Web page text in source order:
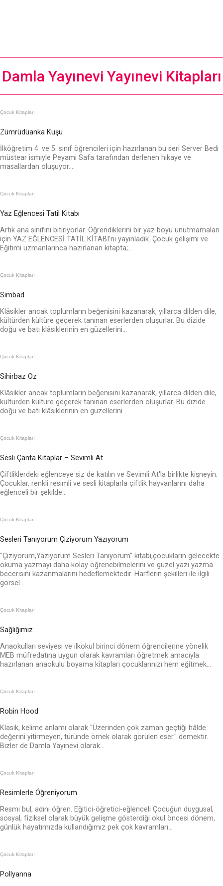
Damla Yayınevi Yayınevi Kitapları
Çocuk Kitapları
Zümrüdüanka Kuşu
İlköğretim 4. ve 5. sınıf öğrencileri için hazırlanan bu seri Server Bedi
müstear ismiyle Peyami Safa tarafından derlenen hikaye ve
masallardan oluşuyor....
Çocuk Kitapları
Yaz Eğlencesi Tatil Kitabı
Artık ana sınıfını bitiriyorlar. Öğrendiklerini bir yaz boyu unutmamaları
için YAZ EĞLENCESİ TATİL KİTABI’nı yayınladık. Çocuk gelişimi ve
Eğitimi uzmanlarınca hazırlanan kitapta;...
Çocuk Kitapları
Simbad
Klâsikler ancak toplumların beğenisini kazanarak, yıllarca dilden dile,
kültürden kültüre geçerek tanınan eserlerden oluşurlar. Bu dizide
doğu ve batı klâsiklerinin en güzellerini...
Çocuk Kitapları
Sihirbaz Oz
Klâsikler ancak toplumların beğenisini kazanarak, yıllarca dilden dile,
kültürden kültüre geçerek tanınan eserlerden oluşurlar. Bu dizide
doğu ve batı klâsiklerinin en güzellerini...
Çocuk Kitapları
Sesli Çanta Kitaplar – Sevimli At
Çiftliklerdeki eğlenceye siz de katılın ve Sevimli At'la birlikte kişneyin.
Çocuklar, renkli resimli ve sesli kitaplarla çiftlik hayvanlarını daha
eğlenceli bir şekilde...
Çocuk Kitapları
Sesleri Tanıyorum Çiziyorum Yazıyorum
"Çiziyorum,Yazıyorum Sesleri Tanıyorum" kitabı,çocukların gelecekte
okuma yazmayı daha kolay öğrenebilmelerini ve güzel yazı yazma
becerisini kazanmalarını hedeflemektedir. Harflerin şekilleri ile ilgili
görsel...
Çocuk Kitapları
Sağlığımız
Anaokulları seviyesi ve ilkokul birinci dönem öğrencilerine yönelik
MEB müfredatına uygun olarak kavramları öğretmek amacıyla
hazırlanan anaokulu boyama kitapları çocuklarınızı hem eğitmek...
Çocuk Kitapları
Robin Hood
Klasik, kelime anlamı olarak "Üzerinden çok zaman geçtiği hâlde
değerini yitirmeyen, türünde örnek olarak görülen eser." demektir.
Bizler de Damla Yayınevi olarak...
Çocuk Kitapları
Resimlerle Öğreniyorum
Resmi bul, adını öğren. Eğitici-öğretici-eğlenceli Çocuğun duygusal,
sosyal, fiziksel olarak büyük gelişme gösterdiği okul öncesi dönem,
günlük hayatımızda kullandığımız pek çok kavramları...
Çocuk Kitapları
Pollyanna